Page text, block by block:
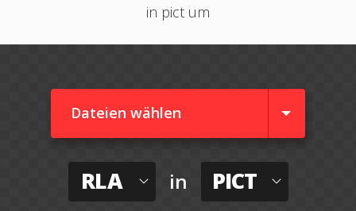
in pict um
Dateien wählen
RLA in PICT